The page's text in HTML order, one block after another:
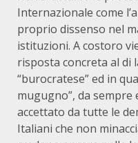
Internazionale come
proprio dissenso nel
istituzioni. A costoro
risposta concreta al di
“burocratese” ed in
mugugno”, da
accettato da tutte le
Italiani che non